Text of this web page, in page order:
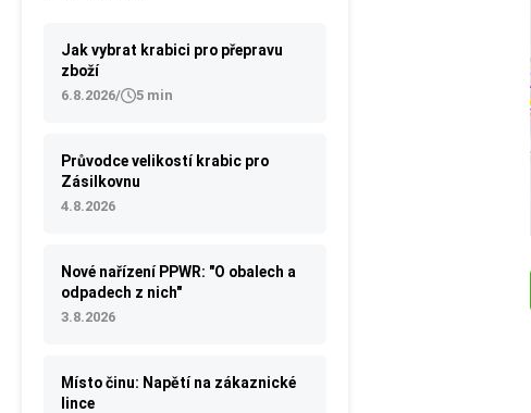
Jak vybrat krabici pro přepravu
zboží
6.8.2026/ 5 min
Průvodce velikostí krabic pro
Zásilkovnu
4.8.2026
Nové nařízení PPWR: "O obalech a
odpadech z nich"
3.8.2026
Místo činu: Napětí na zákaznické
lince